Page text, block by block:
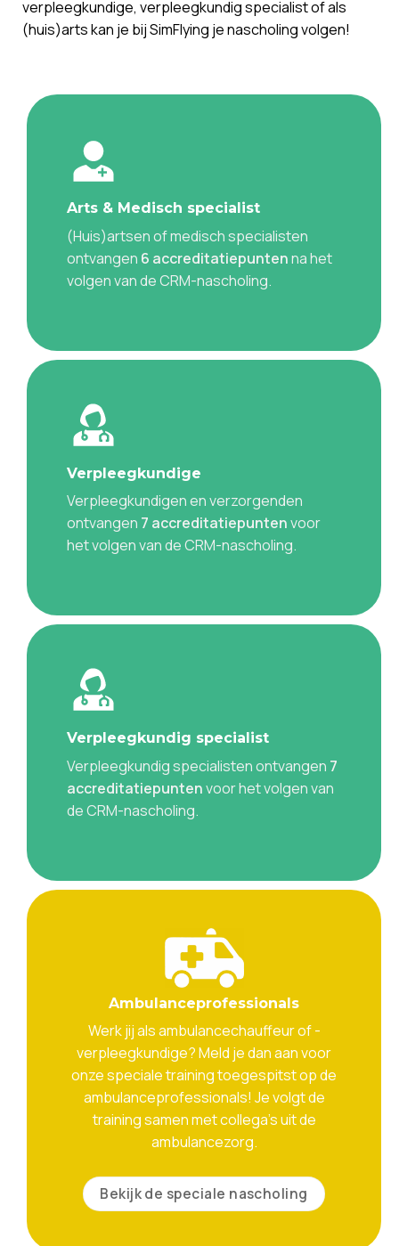
verpleegkundige, verpleegkundig specialist of als
(huis)arts kan je bij SimFlying je nascholing volgen!
Arts & Medisch specialist
(Huis)artsen of medisch specialisten
ontvangen 6 accreditatiepuntenna het
volgen van de CRM-nascholing.
Verpleegkundige
Verpleegkundigen en verzorgenden
ontvangen 7 accreditatiepuntenvoor
het volgen van de CRM-nascholing.
Verpleegkundig specialist
Verpleegkundig specialisten ontvangen 7
accreditatiepuntenvoor het volgen van
de CRM-nascholing.
Ambulanceprofessionals
Werk jij als ambulancechauffeur of -
verpleegkundige? Meld je dan aan voor
onze speciale training toegespitst op de
ambulanceprofessionals! Je volgt de
training samen met collega’s uit de
ambulancezorg.
Bekijk de speciale nascholing